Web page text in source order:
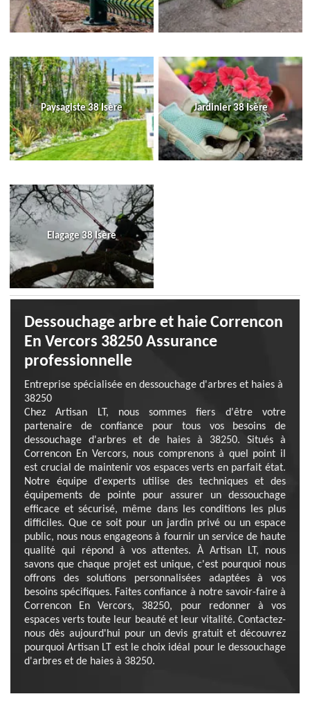
Paysagiste 38 Isère Jardinier 38 Isère
Elagage 38 Isère
Dessouchage arbre et haie Correncon
En Vercors 38250 Assurance
professionnelle
Entreprise spécialisée en dessouchage d'arbres et haies à
38250
Chez Artisan LT, nous sommes fiers d'être votre
partenaire de confiance pour tous vos besoins de
dessouchage d'arbres et de haies à 38250. Situés à
Correncon En Vercors, nous comprenons à quel point il
est crucial de maintenir vos espaces verts en parfait état.
Notre équipe d'experts utilise des techniques et des
équipements de pointe pour assurer un dessouchage
efficace et sécurisé, même dans les conditions les plus
difficiles. Que ce soit pour un jardin privé ou un espace
public, nous nous engageons à fournir un service de haute
qualité qui répond à vos attentes. À Artisan LT, nous
savons que chaque projet est unique, c'est pourquoi nous
offrons des solutions personnalisées adaptées à vos
besoins spécifiques. Faites confiance à notre savoir-faire à
Correncon En Vercors, 38250, pour redonner à vos
espaces verts toute leur beauté et leur vitalité. Contactez-
nous dès aujourd'hui pour un devis gratuit et découvrez
pourquoi Artisan LT est le choix idéal pour le dessouchage
d'arbres et de haies à 38250.